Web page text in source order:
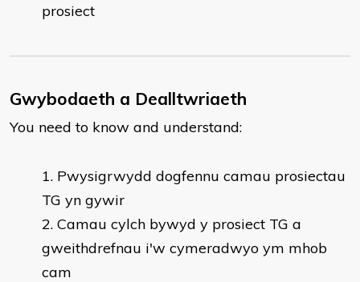
prosiect
Gwybodaeth a Dealltwriaeth
You need to know and understand:
Pwysigrwydd dogfennu camau prosiectau
TG yn gywir
Camau cylch bywyd y prosiect TG a
gweithdrefnau i'w cymeradwyo ym mhob
cam